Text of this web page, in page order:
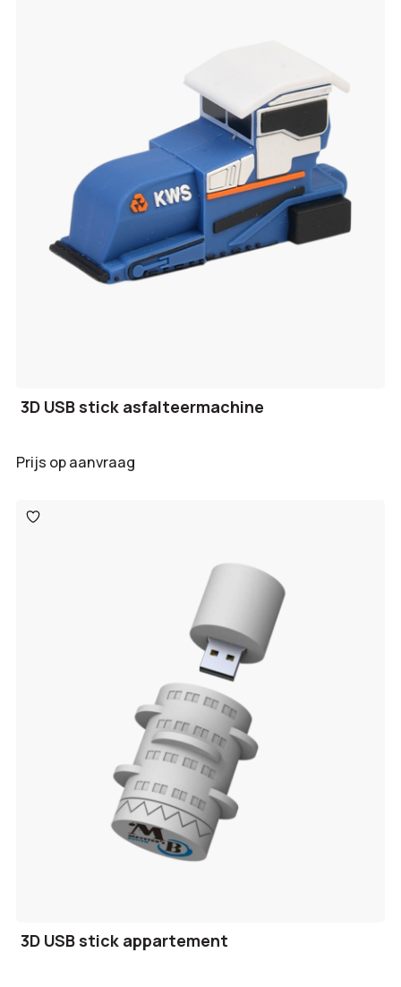
3D USB stick asfalteermachine
Prijs op aanvraag
Toevoegen
aan
3D USB stick appartement